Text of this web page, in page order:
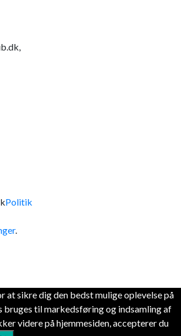
Politik
.
at sikre dig den bedst mulige oplevelse på
bruges til markedsføring og indsamling af
videre på hjemmesiden, accepterer du